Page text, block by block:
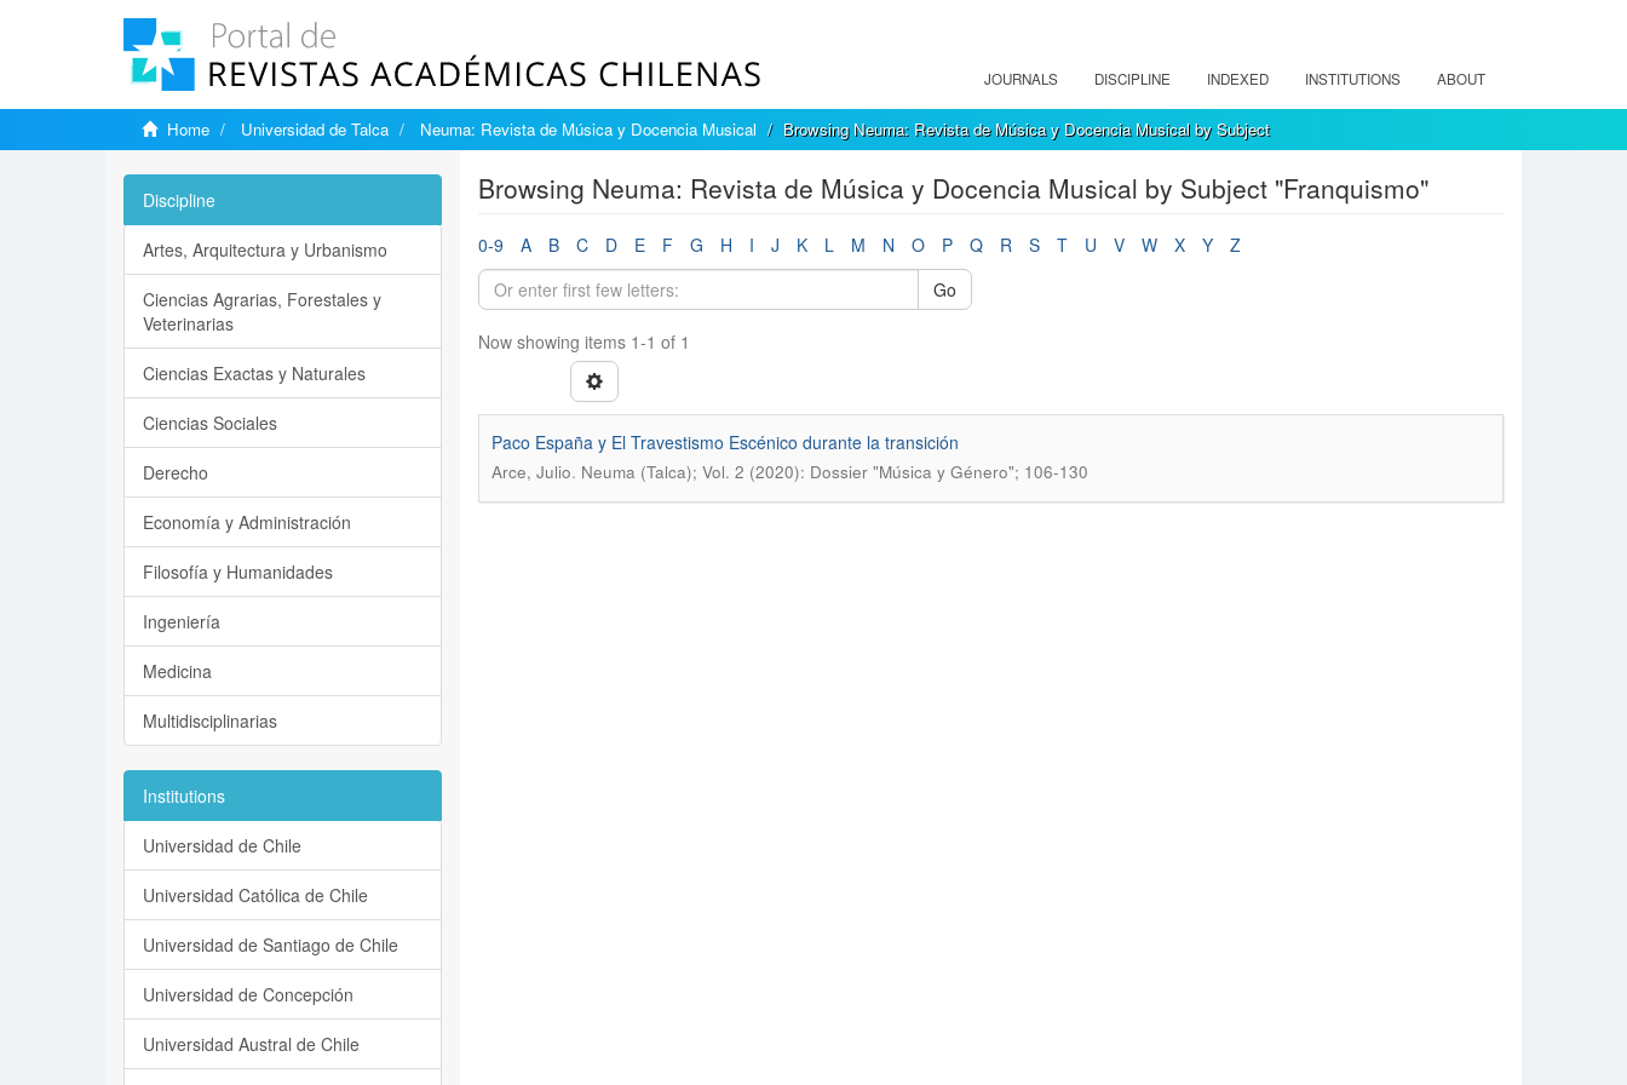
JOURNALS DISCIPLINE INDEXED INSTITUTIONS ABOUT
Home Universidad de Talca Neuma: Revista de Música y Docencia Musical Browsing Neuma: Revista de Música y Docencia Musical by Subject
Browsing Neuma: Revista de Música y Docencia Musical by Subject "Franquismo"
0-9 A B C D E F G H I J K L M N O P Q R S T U V W X Y
Z
Go
Now showing items 1-1 of 1
Paco España y El Travestismo Escénico durante la transición
Arce, Julio. Neuma (Talca); Vol. 2 (2020): Dossier "Música y Género"; 106-130
Discipline
Artes, Arquitectura y Urbanismo
Ciencias Agrarias, Forestales y
Veterinarias
Ciencias Exactas y Naturales
Ciencias Sociales
Derecho
Economía y Administración
Filosofía y Humanidades
Ingeniería
Medicina
Multidisciplinarias
Institutions
Universidad de Chile
Universidad Católica de Chile
Universidad de Santiago de Chile
Universidad de Concepción
Universidad Austral de Chile